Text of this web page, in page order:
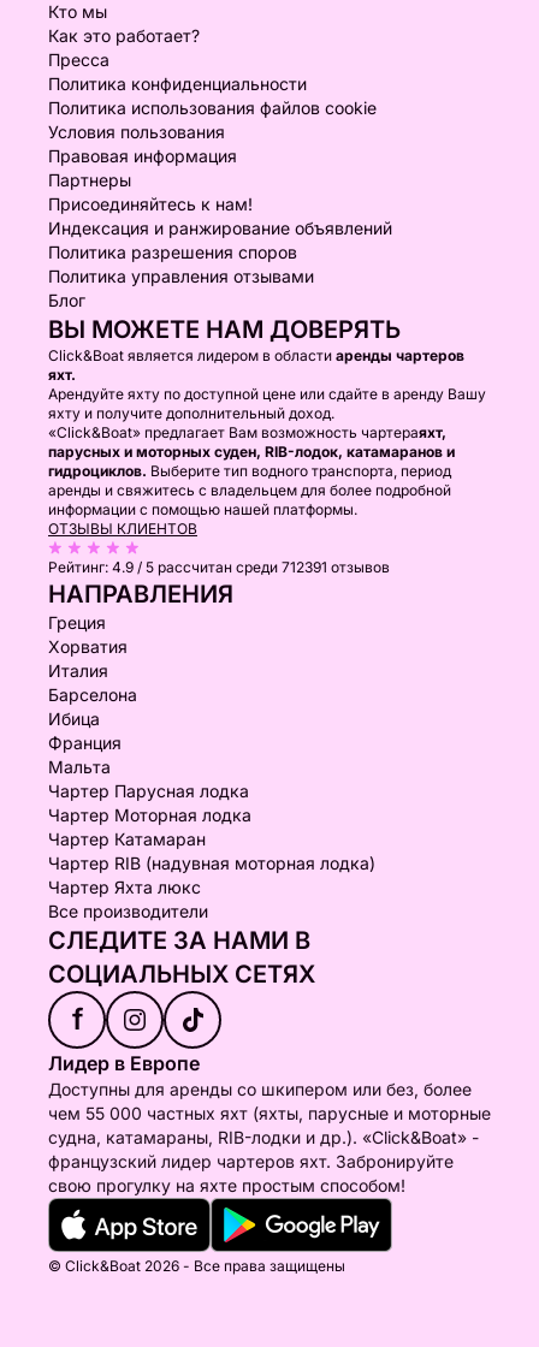
Кто мы
Как это работает?
Пресса
Политика конфиденциальности
Политика использования файлов cookie
Условия пользования
Правовая информация
Партнеры
Присоединяйтесь к нам!
Индексация и ранжирование объявлений
Политика разрешения споров
Политика управления отзывами
Блог
ВЫ МОЖЕТЕ НАМ ДОВЕРЯТЬ
Click&Boat является лидером в области аренды чартеров
яхт.
Арендуйте яхту по доступной цене или сдайте в аренду Вашу
яхту и получите дополнительный доход.
«Click&Boat» предлагает Вам возможность чартераяхт,
парусных и моторных суден, RIB-лодок, катамаранов и
гидроциклов. Выберите тип водного транспорта, период
аренды и свяжитесь с владельцем для более подробной
информации с помощью нашей платформы.
ОТЗЫВЫ КЛИЕНТОВ
Рейтинг: 4.9 / 5 рассчитан среди 712391 отзывов
НАПРАВЛЕНИЯ
Греция
Хорватия
Италия
Барселона
Ибица
Франция
Мальта
Чартер Парусная лодка
Чартер Моторная лодка
Чартер Катамаран
Чартер RIB (надувная моторная лодка)
Чартер Яхта люкс
Все производители
СЛЕДИТЕ ЗА НАМИ В
СОЦИАЛЬНЫХ СЕТЯХ
f
Лидер в Европе
Доступны для аренды со шкипером или без, более
чем 55 000 частных яхт (яхты, парусные и моторные
судна, катамараны, RIB-лодки и др.). «Click&Boat» -
французский лидер чартеров яхт. Забронируйте
свою прогулку на яхте простым способом!
© Click&Boat 2026 - Все права защищены